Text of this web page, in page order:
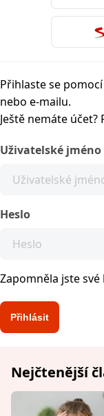
Přihlaste se
nebo e-mailu.
Ještě nemáte
Uživatelské jméno
Heslo
Zapomněla jste své
Nejčtenější